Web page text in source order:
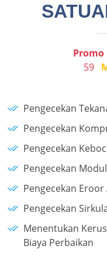
59
Pengecekan
Pengecekan
Pengecekan
Pengecekan
Pengecekan Eroor
Pengecekan
Menentukan
Biaya Perbaikan